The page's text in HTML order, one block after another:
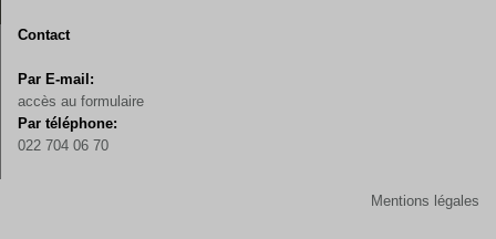
Contact
Par E-mail:
accès au formulaire
Par téléphone:
022 704 06 70
Mentions légales